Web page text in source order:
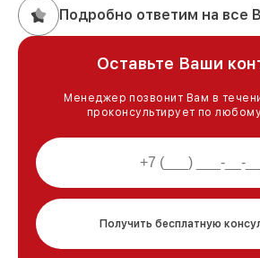
Подробно ответим на все
Оставьте Ваши
Менеджер позвонит Вам в
проконсультирует по
Получить бесплатную